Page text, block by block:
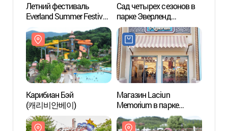
Летний фестиваль
Everland Summer Festival
(에버랜드 썸머워터 펀)
Сад четырех сезонов в
парке Эверленд
(에버랜드 Four Seasons
Garden)
Карибиан Бэй
(캐리비안베이)
Магазин Laciun
Memorium в парке
Everland (라시언
메모리엄 에버랜드점)